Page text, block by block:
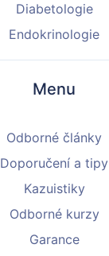
Diabetologie
Endokrinologie
Menu
Odborné články
Doporučení a tipy
Kazuistiky
Odborné kurzy
Garance